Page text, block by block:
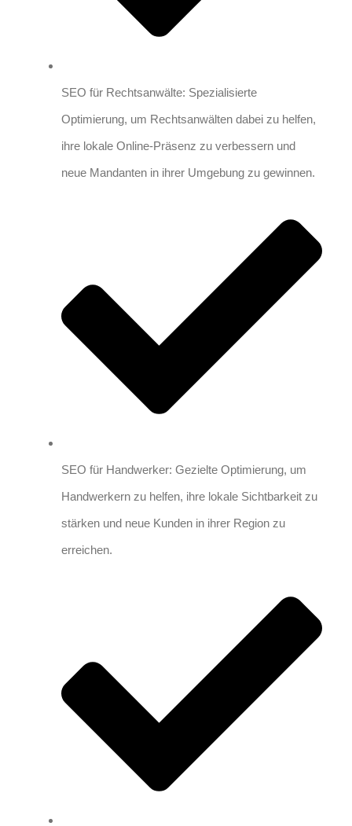
SEO für Rechtsanwälte: Spezialisierte
Optimierung, um Rechtsanwälten dabei zu helfen,
ihre lokale Online-Präsenz zu verbessern und
neue Mandanten in ihrer Umgebung zu gewinnen.
SEO für Handwerker: Gezielte Optimierung, um
Handwerkern zu helfen, ihre lokale Sichtbarkeit zu
stärken und neue Kunden in ihrer Region zu
erreichen.